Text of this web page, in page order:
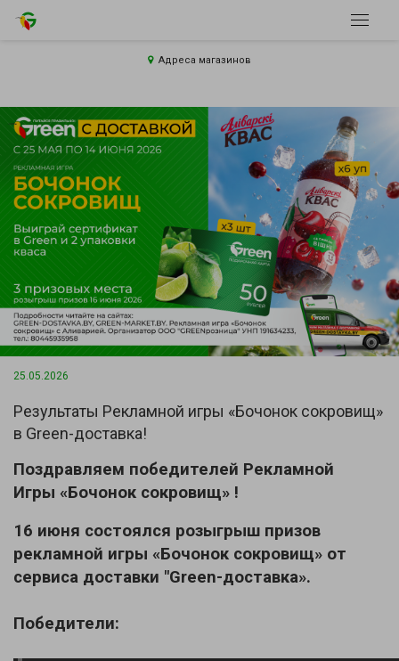
Адреса магазинов
25.05.2026
Результаты Рекламной игры «Бочонок сокровищ»
в Green-доставка!
Поздравляем победителей Рекламной
Игры «Бочонок сокровищ» !
16 июня состоялся розыгрыш призов
рекламной игры «Бочонок сокровищ» от
сервиса доставки "Green-доставка».
Победители: